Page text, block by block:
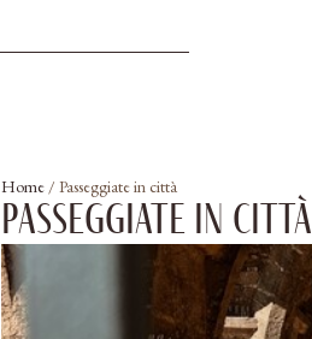
Home / Passeggiate in città
Passeggiate in città